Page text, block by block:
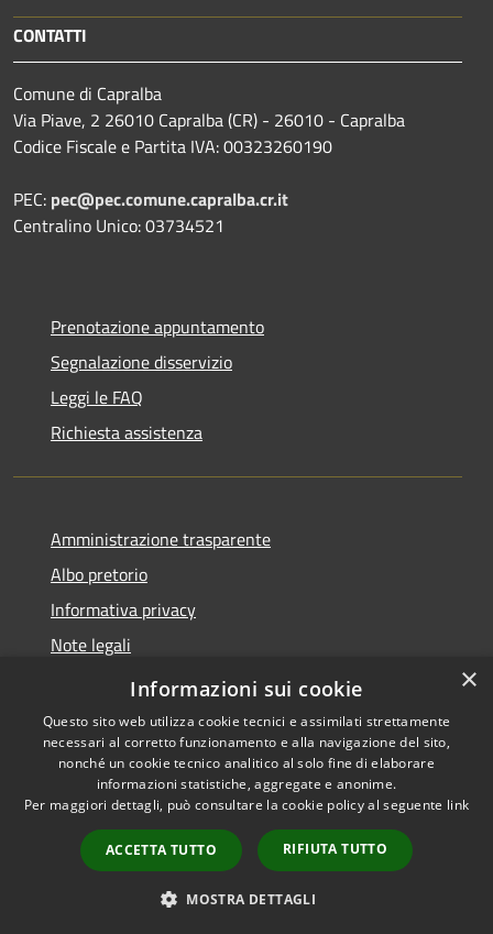
CONTATTI
Comune di Capralba
Via Piave, 2 26010 Capralba (CR) - 26010 - Capralba
Codice Fiscale e Partita IVA: 00323260190
PEC: pec@pec.comune.capralba.cr.it
Centralino Unico: 03734521
Prenotazione appuntamento
Segnalazione disservizio
Leggi le FAQ
Richiesta assistenza
Amministrazione trasparente
Albo pretorio
Informativa privacy
Note legali
Dichiarazione di accessibilità
Accessibilità
Copyright © 2026 • Comune di
Capralba • Powered by
Municipium•
Accesso
redazione
×
Informazioni sui cookie
Questo sito web utilizza cookie tecnici e assimilati strettamente
necessari al corretto funzionamento e alla navigazione del sito,
nonché un cookie tecnico analitico al solo fine di elaborare
informazioni statistiche, aggregate e anonime.
Per maggiori dettagli, può consultare la cookie policy al seguente link
ACCETTA TUTTO RIFIUTA TUTTO
MOSTRA DETTAGLI